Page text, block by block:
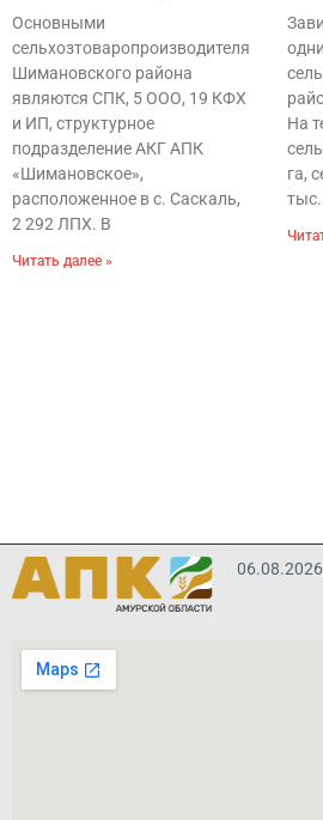
Основными
сельхозтоваропроизводителями
Шимановского района
являются СПК, 5 ООО, 19 КФХ
и ИП, структурное
подразделение АКГ АПК
«Шимановское»,
расположенное в с. Саскаль,
2 292 ЛПХ. В
Читать далее »
На
га,
тыс.